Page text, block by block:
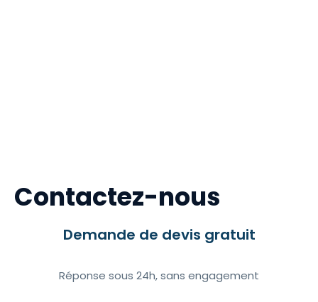
Contactez-nous
Demande de devis gratuit
Réponse sous 24h, sans engagement